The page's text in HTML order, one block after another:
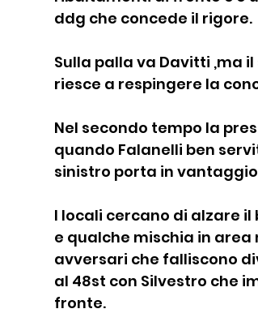
ddg che concede il rigore.
Sulla palla va Davitti ,ma
riesce a respingere la
Nel secondo tempo la
quando Falanelli ben
sinistro porta in vantaggio
I locali cercano di alzare
e qualche mischia in
avversari che falliscono
al 48st con Silvestro che
fronte.